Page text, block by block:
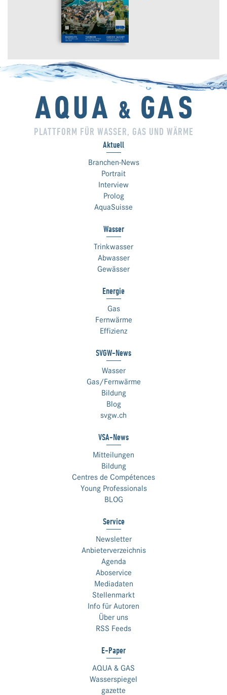
PLATTFORM FÜR WASSER, GAS UND WÄRME
Aktuell
Branchen-News
Portrait
Interview
Prolog
AquaSuisse
Wasser
Trinkwasser
Abwasser
Gewässer
Energie
Gas
Fernwärme
Effizienz
SVGW-News
Wasser
Gas/Fernwärme
Bildung
Blog
svgw.ch
VSA-News
Mitteilungen
Bildung
Centres de Compétences
Young Professionals
BLOG
Service
Newsletter
Anbieterverzeichnis
Agenda
Aboservice
Mediadaten
Stellenmarkt
Info für Autoren
Über uns
RSS Feeds
E-Paper
AQUA & GAS
Wasserspiegel
gazette